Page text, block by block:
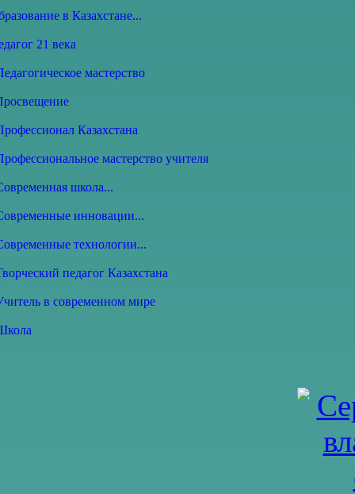
в Казахстане...
21 века
мастерство
Казахстана
мастерство учителя
школа...
инновации...
технологии...
педагог Казахстана
в современном мире